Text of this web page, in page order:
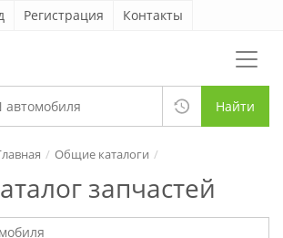
Регистрация Контакты
Найти
запчастей
Общие каталоги